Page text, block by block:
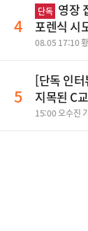
4
단독 영장
포렌식 시
집" 지적
08.05 17:10
5
[단독 인
지목된 C
논의 잘못
15:00 오수진